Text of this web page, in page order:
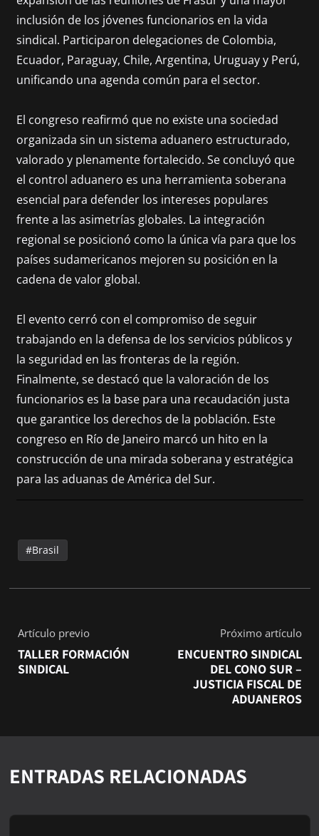
inclusión de los jóvenes funcionarios en la vida
sindical. Participaron delegaciones de Colombia,
Ecuador, Paraguay, Chile, Argentina, Uruguay y Perú,
unificando una agenda común para el sector.
El congreso reafirmó que no existe una sociedad
organizada sin un sistema aduanero estructurado,
valorado y plenamente fortalecido. Se concluyó que
el control aduanero es una herramienta soberana
esencial para defender los intereses populares
frente a las asimetrías globales. La integración
regional se posicionó como la única vía para que los
países sudamericanos mejoren su posición en la
cadena de valor global.
El evento cerró con el compromiso de seguir
trabajando en la defensa de los servicios públicos y
la seguridad en las fronteras de la región.
Finalmente, se destacó que la valoración de los
funcionarios es la base para una recaudación justa
que garantice los derechos de la población. Este
congreso en Río de Janeiro marcó un hito en la
construcción de una mirada soberana y estratégica
para las aduanas de América del Sur.
Brasil
Artículo previo
TALLER FORMACIÓN
SINDICAL
Próximo artículo
ENCUENTRO SINDICAL
DEL CONO SUR –
JUSTICIA FISCAL DE
ADUANEROS
ENTRADAS RELACIONADAS